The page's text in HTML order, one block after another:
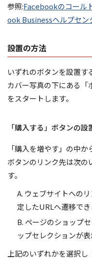
参照:Facebookのコール
ook Businessヘルプセン
設置の方法
いずれのボタンを設置す
カバー写真の下にある「
をスタートします。
「購入する」ボタンの設
「購入を増やす」の中か
ボタンのリンク先は次の
す。
A. ウェブサイトへの
定したURLへ遷移でき
B. ページのショップ
ップセレクションが表
上記のいずれかを選択